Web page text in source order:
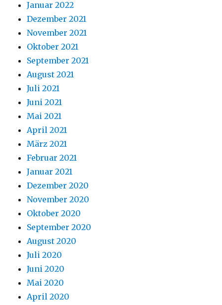
Januar 2022
Dezember 2021
November 2021
Oktober 2021
September 2021
August 2021
Juli 2021
Juni 2021
Mai 2021
April 2021
März 2021
Februar 2021
Januar 2021
Dezember 2020
November 2020
Oktober 2020
September 2020
August 2020
Juli 2020
Juni 2020
Mai 2020
April 2020